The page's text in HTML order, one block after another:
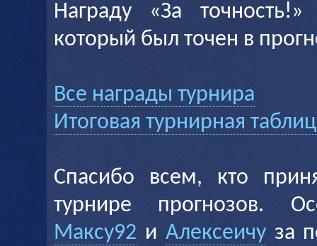
Награду «За
который был точен в
Все награды турнира
Итоговая турнирная
Спасибо всем, кто
турнире прогнозов.
Максу92 и Алексеичуза